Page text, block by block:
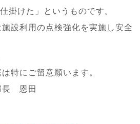
掛けた」というものです。
設利用の点検強化を実施し安全
特にご留意願います。
長 恩田